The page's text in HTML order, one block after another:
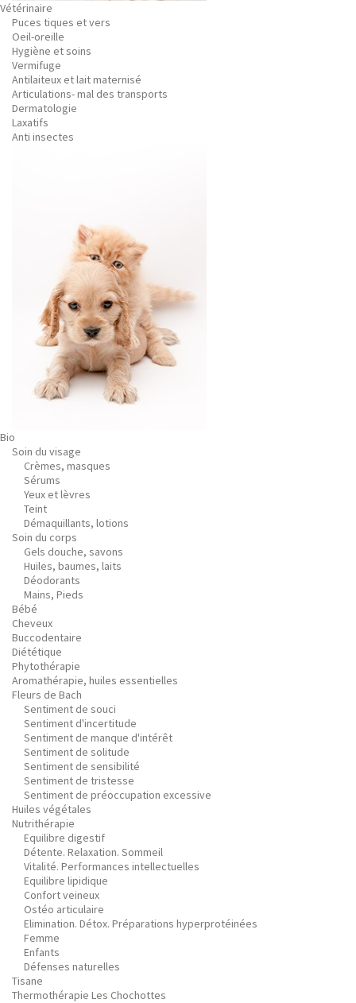
Vétérinaire
Puces tiques et vers
Oeil-oreille
Hygiène et soins
Vermifuge
Antilaiteux et lait maternisé
Articulations- mal des transports
Dermatologie
Laxatifs
Anti insectes
Bio
Soin du visage
Crèmes, masques
Sérums
Yeux et lèvres
Teint
Démaquillants, lotions
Soin du corps
Gels douche, savons
Huiles, baumes, laits
Déodorants
Mains, Pieds
Bébé
Cheveux
Buccodentaire
Diététique
Phytothérapie
Aromathérapie, huiles essentielles
Fleurs de Bach
Sentiment de souci
Sentiment d'incertitude
Sentiment de manque d'intérêt
Sentiment de solitude
Sentiment de sensibilité
Sentiment de tristesse
Sentiment de préoccupation excessive
Huiles végétales
Nutrithérapie
Equilibre digestif
Détente. Relaxation. Sommeil
Vitalité. Performances intellectuelles
Equilibre lipidique
Confort veineux
Ostéo articulaire
Elimination. Détox. Préparations hyperprotéinées
Femme
Enfants
Défenses naturelles
Tisane
Thermothérapie Les Chochottes